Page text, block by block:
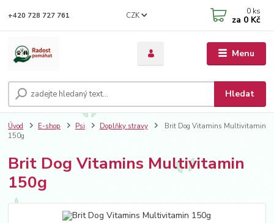
Menu
CZK
Hledat
+420 728 727 761 0 ks
za 0 Kč
Úvod E-shop Psi Doplňky stravy
Brit Dog Vitamins Multivitamin
150g
Brit Dog Vitamins Multivitamin
150g